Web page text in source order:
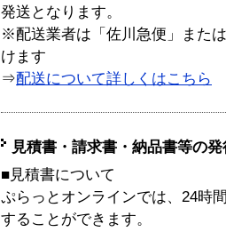
発送となります。
※配送業者は「佐川急便」また
けます
⇒配送について詳しくはこちら
見積書・請求書・納品書等の
■見積書について
ぷらっとオンラインでは、24時
することができます。